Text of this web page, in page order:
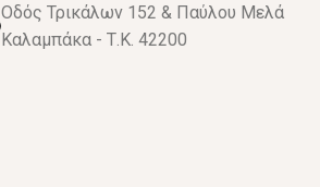
Οδός Τρικάλων 152 & Παύλου Μελά
Καλαμπάκα - Τ.Κ. 42200